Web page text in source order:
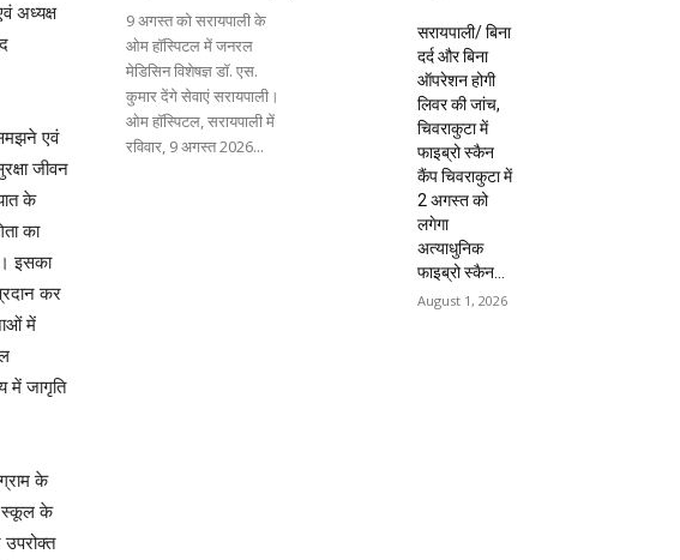
अध्यक्ष
एवं
जीवन
के
का
इसका
कर
में
में जागृति
के
स्कूल के
उपरोक्त
9 अगस्त को सरायपाली के
ओम हॉस्पिटल में जनरल
मेडिसिन विशेषज्ञ डॉ. एस.
कुमार देंगे सेवाएं सरायपाली।
ओम हॉस्पिटल, सरायपाली में
रविवार, 9 अगस्त 2026...
सरायपाली/ बिना
दर्द और बिना
ऑपरेशन होगी
लिवर की जांच,
चिवराकुटा में
फाइब्रो स्कैन
कैंप चिवराकुटा में
2 अगस्त को
लगेगा
अत्याधुनिक
फाइब्रो स्कैन...
August 1, 2026